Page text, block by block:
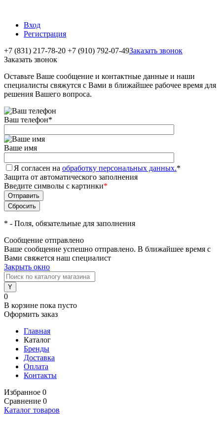
Вход
Регистрация
+7 (831) 217-78-20 +7 (910) 792-07-49Заказать звонок
Заказать звонок
Оставьте Ваше сообщение и контактные данные и наши
специалисты свяжутся с Вами в ближайшее рабочее время для
решения Вашего вопроса.
Ваш телефон*
Ваше имя
Я согласен на обработку персональных данных.*
Защита от автоматического заполнения
Введите символы с картинки*
* - Поля, обязательные для заполнения
Сообщение отправлено
Ваше сообщение успешно отправлено. В ближайшее время с
Вами свяжется наш специалист
Закрыть окно
0
В корзине пока пусто
Оформить заказ
Главная
Каталог
Бренды
Доставка
Оплата
Контакты
Избранное 0
Сравнение 0
Каталог товаров